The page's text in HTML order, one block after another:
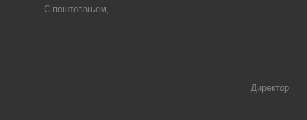
С поштовањем,
Директор